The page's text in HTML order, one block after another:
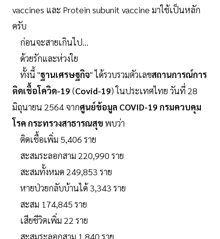
vaccines และ Protein subunit vaccine มาใช้เป็นหลัก
ครับ
ก่อนจะสายเกินไป...
ด้วยรักและห่วงใย
ทั้งนี้ "ฐานเศรษฐกิจ" ได้รวบรวมตัวเลขสถานการณ์การ
ติดเชื้อโควิด-19 (Covid-19) ในประเทศไทย วันที่ 28
มิถุนายน 2564 จากศูนย์ข้อมูล COVID-19 กรมควบคุม
โรค กระทรวงสาธารณสุข พบว่า
ติดเชื้อเพิ่ม 5,406 ราย
สะสมระลอกสาม 220,990 ราย
สะสมทั้งหมด 249,853 ราย
หายป่วยกลับบ้านได้ 3,343 ราย
สะสม 174,845 ราย
เสียชีวิตเพิ่ม 22 ราย
สะสมระลอกสาม 1,840 ราย